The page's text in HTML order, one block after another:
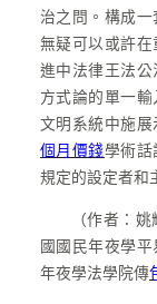
治之問。構成一
無疑可以或許
進中法律王法
方式論的單一
文明系統中施
個月價錢學術話
規定的設定者和
（作者：
國國民年夜學
年夜學法學院傳